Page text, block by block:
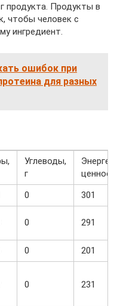
продукта. Продукты в
чтобы человек с
ингредиент.
ошибок при
для разных
Углеводы,
г
0
301
0 291
0
201
0 231